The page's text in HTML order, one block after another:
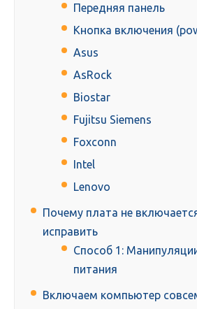
Передняя панель
Кнопка включения
Asus
AsRock
Biostar
Fujitsu Siemens
Foxconn
Intel
Lenovo
Почему плата не
исправить
Способ 1:
питания
Включаем компьютер